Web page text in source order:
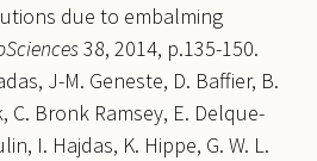
due to embalming
38, 2014, p.135-150.
J-M. Geneste, D. Baffier, B.
C. Bronk Ramsey, E. Delque-
I. Hajdas, K. Hippe, G. W. L.